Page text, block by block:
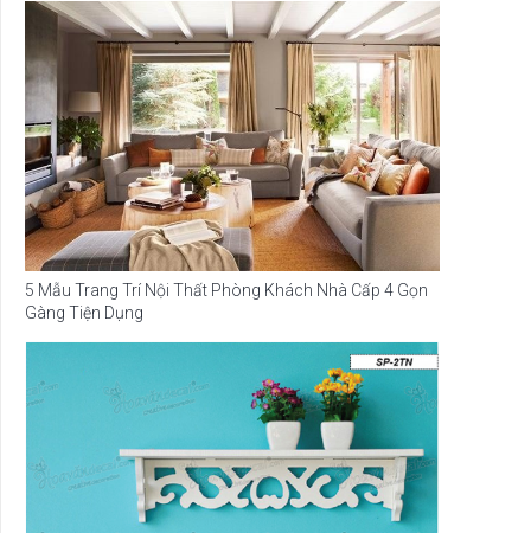
5 Mẫu Trang Trí Nội Thất Phòng Khách Nhà Cấp 4 Gọn
Gàng Tiện Dụng